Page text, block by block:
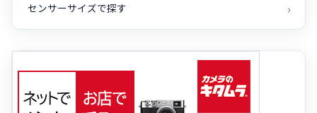
センサーサイズで探す